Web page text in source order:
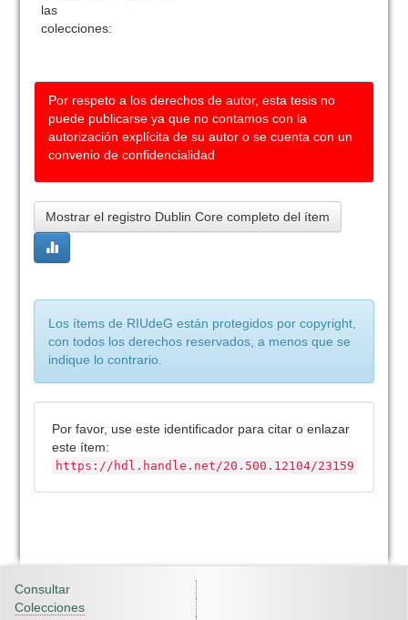
las
colecciones:
Por respeto a los derechos de autor, esta tesis no
puede publicarse ya que no contamos con la
autorización explícita de su autor o se cuenta con un
convenio de confidencialidad
Mostrar el registro Dublin Core completo del ítem
Los ítems de RIUdeG están protegidos por copyright,
con todos los derechos reservados, a menos que se
indique lo contrario.
Por favor, use este identificador para citar o enlazar
este ítem:
https://hdl.handle.net/20.500.12104/23159
Consultar
Colecciones